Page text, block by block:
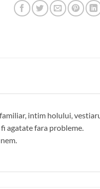
intim holului,
agatate fara probleme.